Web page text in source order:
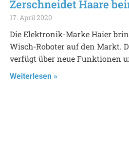
Zerschneidet Haare
17. April 2020
Die Elektronik-Marke Haier
Wisch-Roboter auf den Markt.
verfügt über neue Funktionen
Weiterlesen »